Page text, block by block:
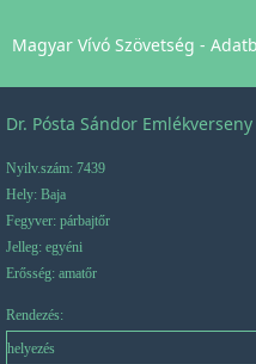
Magyar Vívó Szövetség -
Dr. Pósta Sándor
Nyilv.szám: 7439
Hely: Baja
Fegyver: párbajtőr
Jelleg: egyéni
Erősség: amatőr
Rendezés: